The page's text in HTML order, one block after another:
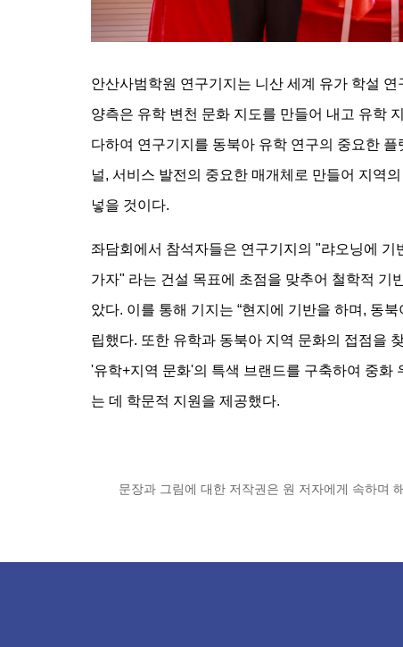
안산사범학원 연구기지는 니산 세계 유가 학설
양측은 유학 변천 문화 지도를 만들어 내고 유학
다하여 연구기지를 동북아 유학 연구의 중요한
널, 서비스 발전의 중요한 매개체로 만들어 지역
넣을 것이다.
좌담회에서 참석자들은 연구기지의 "랴오닝에
가자" 라는 건설 목표에 초점을 맞추어 철학적 기
았다. 이를 통해 기지는 “현지에 기반을 하며, 동
립했다. 또한 유학과 동북아 지역 문화의 접점을
'유학+지역 문화'의 특색 브랜드를 구축하여 중화
는 데 학문적 지원을 제공했다.
문장과 그림에 대한 저작권은 원 저자에게 속하며